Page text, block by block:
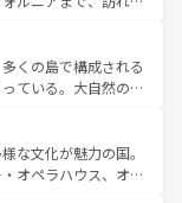
る。 なお、新
参照してほしい。
ング、エンターテイ
だ。一方、アメリカ
ャニオンやイエロー
食が融合した独特の
域で異なる魅力を楽
を感じることができ
くの島で構成される
ている。大自然の神
光地といえばオアフ
イ島やカウアイ島が
海をはじめ、豊かな
な文化が魅力の国。
オペラハウス、オー